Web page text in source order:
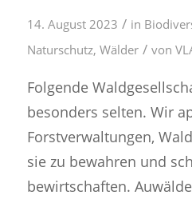
14. August 2023 / in
Naturschutz, Wälder / von
Folgende
besonders selten. Wir
Forstverwaltungen,
sie zu bewahren und
bewirtschaften.